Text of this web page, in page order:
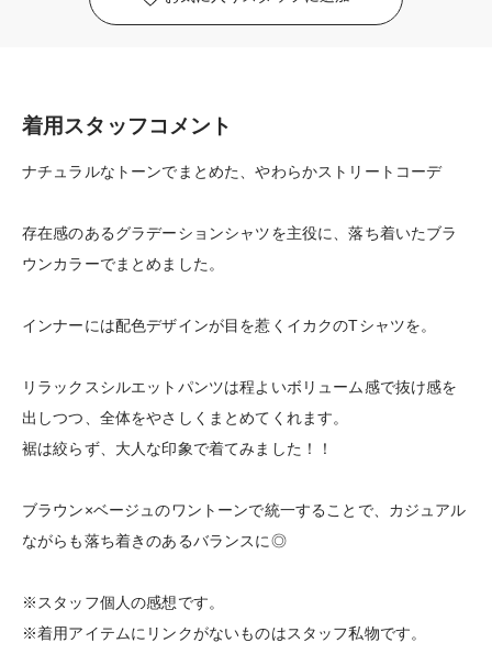
着用スタッフコメント
ナチュラルなトーンでまとめた、やわらかストリートコーデ
存在感のあるグラデーションシャツを主役に、落ち着いたブラ
ウンカラーでまとめました。
インナーには配色デザインが目を惹くイカクのTシャツを。
リラックスシルエットパンツは程よいボリューム感で抜け感を
出しつつ、全体をやさしくまとめてくれます。
裾は絞らず、大人な印象で着てみました！！
ブラウン×ベージュのワントーンで統一することで、カジュアル
ながらも落ち着きのあるバランスに◎
※スタッフ個人の感想です。
※着用アイテムにリンクがないものはスタッフ私物です。